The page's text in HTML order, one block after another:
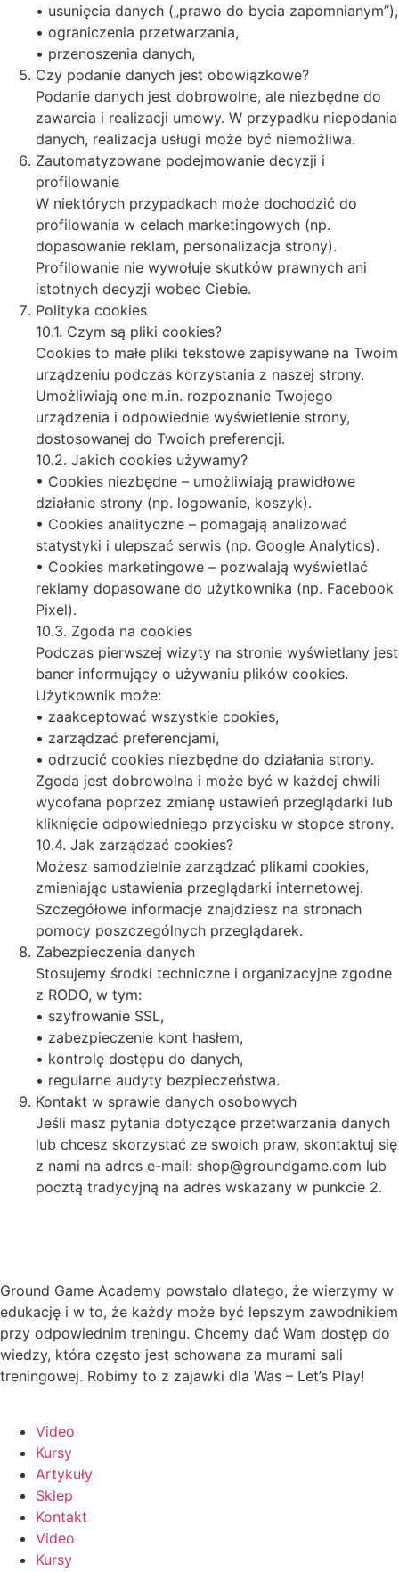
• usunięcia danych („prawo do bycia zapomnianym”),
• ograniczenia przetwarzania,
• przenoszenia danych,
Czy podanie danych jest obowiązkowe?
Podanie danych jest dobrowolne, ale niezbędne do
zawarcia i realizacji umowy. W przypadku niepodania
danych, realizacja usługi może być niemożliwa.
Zautomatyzowane podejmowanie decyzji i
profilowanie
W niektórych przypadkach może dochodzić do
profilowania w celach marketingowych (np.
dopasowanie reklam, personalizacja strony).
Profilowanie nie wywołuje skutków prawnych ani
istotnych decyzji wobec Ciebie.
Polityka cookies
10.1. Czym są pliki cookies?
Cookies to małe pliki tekstowe zapisywane na Twoim
urządzeniu podczas korzystania z naszej strony.
Umożliwiają one m.in. rozpoznanie Twojego
urządzenia i odpowiednie wyświetlenie strony,
dostosowanej do Twoich preferencji.
10.2. Jakich cookies używamy?
• Cookies niezbędne – umożliwiają prawidłowe
działanie strony (np. logowanie, koszyk).
• Cookies analityczne – pomagają analizować
statystyki i ulepszać serwis (np. Google Analytics).
• Cookies marketingowe – pozwalają wyświetlać
reklamy dopasowane do użytkownika (np. Facebook
Pixel).
10.3. Zgoda na cookies
Podczas pierwszej wizyty na stronie wyświetlany jest
baner informujący o używaniu plików cookies.
Użytkownik może:
• zaakceptować wszystkie cookies,
• zarządzać preferencjami,
• odrzucić cookies niezbędne do działania strony.
Zgoda jest dobrowolna i może być w każdej chwili
wycofana poprzez zmianę ustawień przeglądarki lub
kliknięcie odpowiedniego przycisku w stopce strony.
10.4. Jak zarządzać cookies?
Możesz samodzielnie zarządzać plikami cookies,
zmieniając ustawienia przeglądarki internetowej.
Szczegółowe informacje znajdziesz na stronach
pomocy poszczególnych przeglądarek.
Zabezpieczenia danych
Stosujemy środki techniczne i organizacyjne zgodne
z RODO, w tym:
• szyfrowanie SSL,
• zabezpieczenie kont hasłem,
• kontrolę dostępu do danych,
• regularne audyty bezpieczeństwa.
Kontakt w sprawie danych osobowych
Jeśli masz pytania dotyczące przetwarzania danych
lub chcesz skorzystać ze swoich praw, skontaktuj się
z nami na adres e-mail: shop@groundgame.com lub
pocztą tradycyjną na adres wskazany w punkcie 2.
Ground Game Academy powstało dlatego, że wierzymy w
edukację i w to, że każdy może być lepszym zawodnikiem
przy odpowiednim treningu. Chcemy dać Wam dostęp do
wiedzy, która często jest schowana za murami sali
treningowej. Robimy to z zajawki dla Was – Let’s Play!
Video
Kursy
Artykuły
Sklep
Kontakt
Video
Kursy